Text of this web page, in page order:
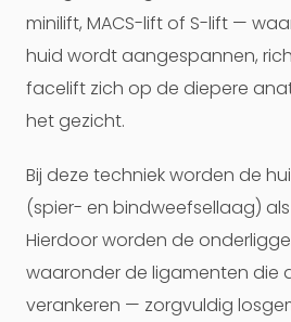
minilift, MACS-lift of S-lift —
huid wordt aangespannen,
facelift zich op de diepere
het gezicht.
Bij deze techniek worden de
(spier- en bindweefsellaag)
Hierdoor worden de
waaronder de ligamenten die
verankeren — zorgvuldig